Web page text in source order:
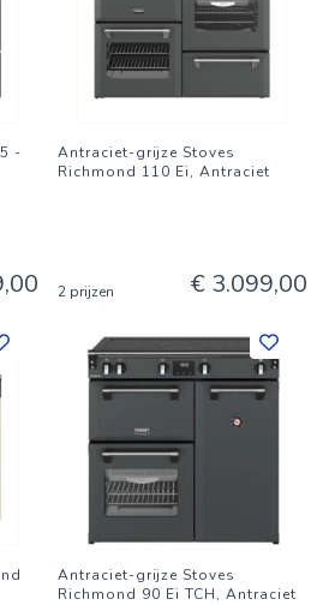
-
Antraciet-grijze Stoves
Richmond 110 Ei, Antraciet
2 prijzen € 3.099,00
Antraciet-grijze Stoves
Richmond 90 Ei TCH, Antraciet